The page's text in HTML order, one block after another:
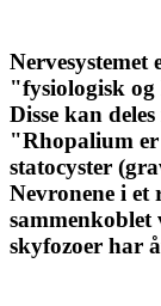
"fysiologisk og
Disse kan
"Rhopalium er
statocyster
Nevronene i
sammenkoblet
skyfozoer har